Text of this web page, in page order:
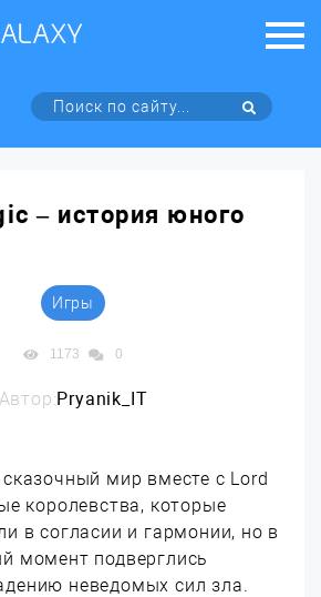
– история юного
Игры
1173 0
Автор:Pryanik_IT
сказочный мир вместе с Lord
королевства, которые
в согласии и гармонии, но в
момент подверглись
неведомых сил зла.